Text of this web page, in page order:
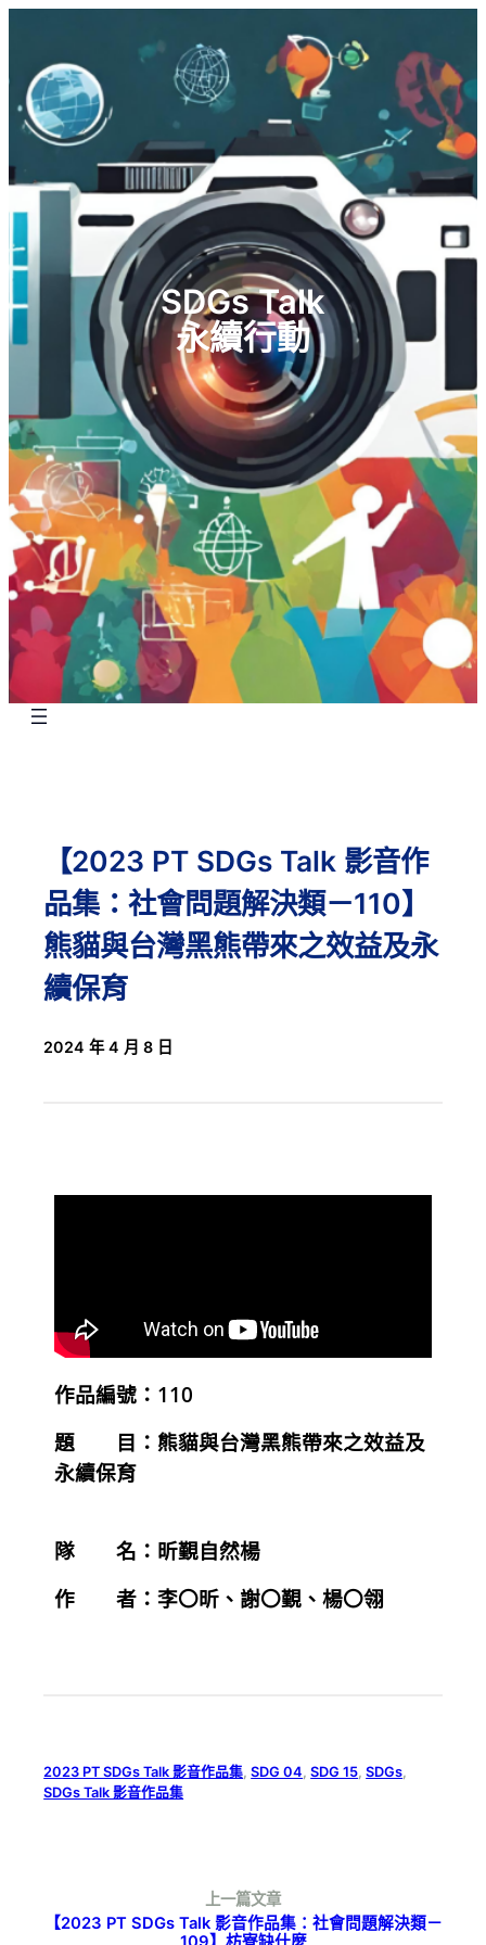
SDGs Talk
永續行動
【2023 PT SDGs Talk 影音作
品集：社會問題解決類－110】
熊貓與台灣黑熊帶來之效益及永
續保育
2024 年 4 月 8 日
作品編號：110
題 目： 熊貓與台灣黑熊帶來之效益及
永續保育
隊 名： 昕覲自然楊
作 者：李〇昕、謝〇覲、楊〇翎
2023 PT SDGs Talk 影音作品集 , SDG 04 , SDG 15 , SDGs
SDGs Talk 影音作品集
上一篇文章
【2023 PT SDGs Talk 影音作品集：社會問題解決類－